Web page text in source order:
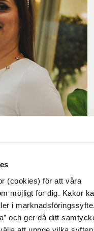
(cookies) för att våra
möjligt för dig. Kakor
i
och ger då ditt
har gått